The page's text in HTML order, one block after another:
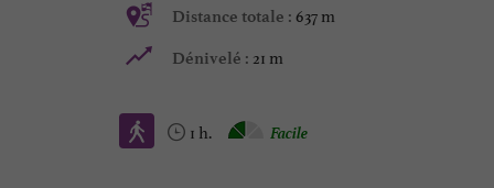
Distance totale : 637 m
Dénivelé : 21 m
1 h. Facile